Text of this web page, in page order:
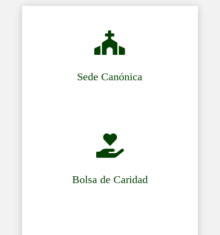

Sede Canónica

Bolsa de Caridad